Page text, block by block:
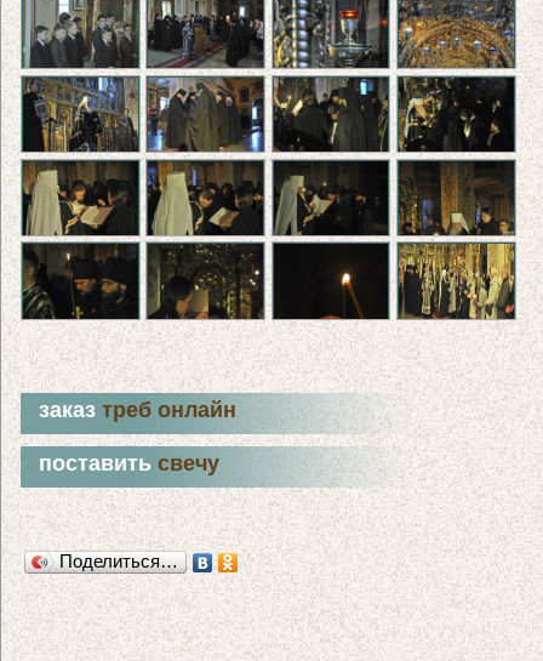
заказтреб онлайн
поставитьсвечу
Поделиться…